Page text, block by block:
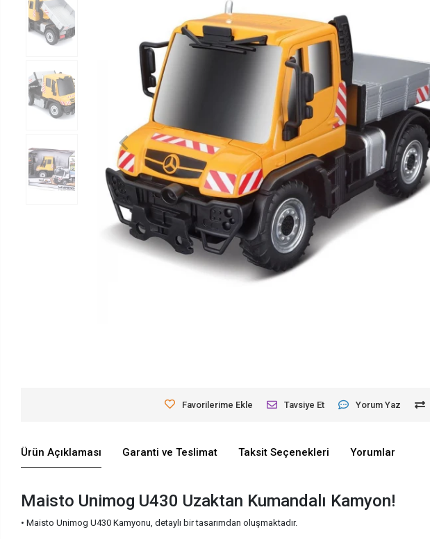
Favorilerime Ekle Tavsiye Et Yorum Yaz
Ürün Açıklaması Garanti ve Teslimat Taksit Seçenekleri Yorumlar
Maisto Unimog U430 Uzaktan Kumandalı Kamyon!
• Maisto Unimog U430 Kamyonu, detaylı bir tasarımdan oluşmaktadır.